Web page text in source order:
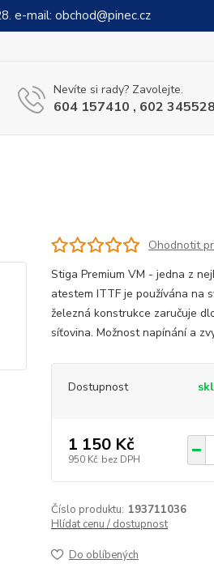
e-mail: obchod@pinec.cz
Nevíte si rady? Zavolejte.
604 157410 , 602 345528
Ohodnotit
Stiga Premium VM - jedna z
atestem ITTF je používána na
železná konstrukce zaručuje
síťovina. Možnost napínání a
Dostupnost
1 150 Kč
950 Kč bez DPH
Číslo produktu: 193711036
Hlídat cenu / dostupnost
Do oblíbených